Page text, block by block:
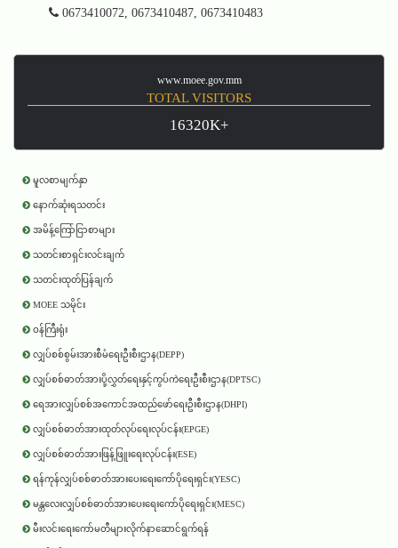
0673410072, 0673410487, 0673410483
www.moee.gov.mm
TOTAL VISITORS
16320K+
မူလစာမျက်နှာ
နောက်ဆုံးရသတင်း
အမိန့်ကြော်ငြာစာများ
သတင်းစာရှင်းလင်းချက်
သတင်းထုတ်ပြန်ချက်
MOEE သမိုင်း
ဝန်ကြီးရုံး
လျှပ်စစ်စွမ်းအားစီမံရေးဦးစီးဌာန(DEPP)
လျှပ်စစ်ဓာတ်အားပို့လွှတ်ရေးနှင့်ကွပ်ကဲရေးဦးစီးဌာန(DPTSC)
ရေအားလျှပ်စစ်အကောင်အထည်ဖော်ရေးဦးစီးဌာန(DHPI)
လျှပ်စစ်ဓာတ်အားထုတ်လုပ်ရေးလုပ်ငန်း(EPGE)
လျှပ်စစ်ဓာတ်အားဖြန့်ဖြူးရေးလုပ်ငန်း(ESE)
ရန်ကုန်လျှပ်စစ်ဓာတ်အားပေးရေးကော်ပိုရေးရှင်း(YESC)
မန္တလေးလျှပ်စစ်ဓာတ်အားပေးရေးကော်ပိုရေးရှင်း(MESC)
မီးလင်းရေးကော်မတီများလိုက်နာဆောင်ရွက်ရန်